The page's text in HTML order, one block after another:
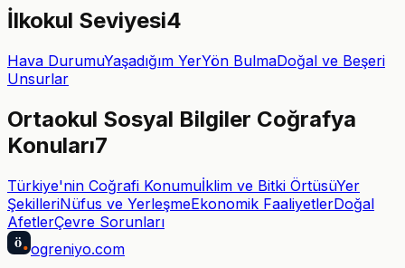
İlkokul Seviyesi4
Hava DurumuYaşadığım YerYön BulmaDoğal ve Beşeri
Unsurlar
Ortaokul Sosyal Bilgiler Coğrafya
Konuları7
Türkiye'nin Coğrafi Konumuİklim ve Bitki ÖrtüsüYer
ŞekilleriNüfus ve YerleşmeEkonomik FaaliyetlerDoğal
AfetlerÇevre Sorunları
ö ogreniyo.com